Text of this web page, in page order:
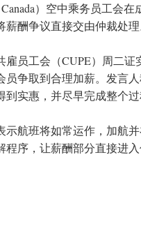
）空中乘务员工会
薪酬争议直接交由仲裁处
员工会（CUPE）周二证
员争取到合理加薪。发言
到实惠，并尽早完成整个
示航班将如常运作，加航
程序，让薪酬部分直接进